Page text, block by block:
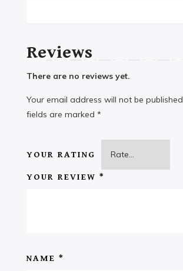
Reviews
There are no reviews yet.
Your email address will not be published.
fields are marked *
YOUR RATING
YOUR REVIEW *
NAME *